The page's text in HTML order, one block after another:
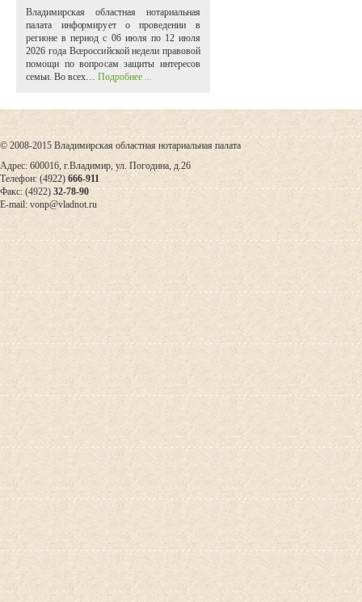
Владимирская областная нотариальная
палата информирует о проведении в
регионе в период с 06 июля по 12 июля
2026 года Всероссийской недели правовой
помощи по вопросам защиты интересов
семьи. Во всех… Подробнее ...
© 2008-2015 Владимирская областная нотариальная палата
Адрес: 600016, г.Владимир, ул. Погодина, д.26
Телефон: (4922)666-911
Факс: (4922)32-78-90
E-mail: vonp@vladnot.ru